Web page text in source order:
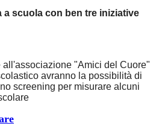
scuola con ben tre iniziative
all'associazione "Amici del Cuore"
avranno la possibilità di
screening per misurare alcuni